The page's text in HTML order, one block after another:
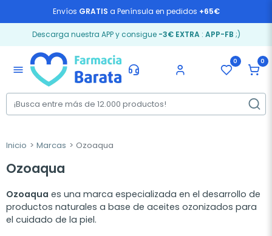
Envíos GRATIS a Península en pedidos +65€
Descarga nuestra APP y consigue -3€ EXTRA: APP-FB ;)
menu
0 0
Inicio Marcas Ozoaqua
Ozoaqua
Ozoaqua es una marca especializada en el desarrollo de
productos naturales a base de aceites ozonizados para
el cuidado de la piel.